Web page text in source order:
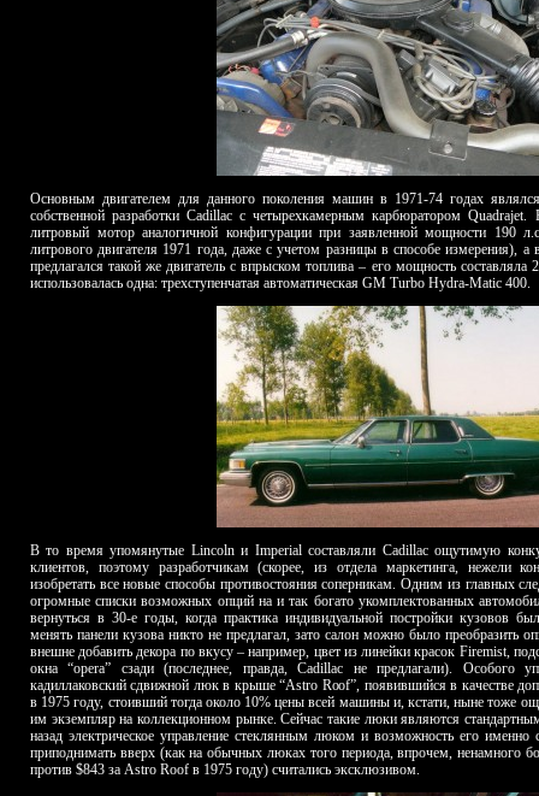
Основным двигателем для данного поколения машин в 1971-74 годах
собственной разработки Cadillac с четырехкамерным карбюратором
литровый мотор аналогичной конфигурации при заявленной мощности 190
литрового двигателя 1971 года, даже с учетом разницы в способе измерения), а
предлагался такой же двигатель с впрыском топлива – его мощность
использовалась одна: трехступенчатая автоматическая GM Turbo Hydra-Matic 400.
В то время упомянутые Lincoln и Imperial составляли Cadillac ощутимую
клиентов, поэтому разработчикам (скорее, из отдела маркетинга, нежели
изобретать все новые способы противостояния соперникам. Одним из главных
огромные списки возможных опций на и так богато укомплектованных
вернуться в 30-е годы, когда практика индивидуальной постройки кузовов
менять панели кузова никто не предлагал, зато салон можно было преобразить
внешне добавить декора по вкусу – например, цвет из линейки красок Firemist,
окна “opera” сзади (последнее, правда, Cadillac не предлагали). Особого
кадиллаковский сдвижной люк в крыше “Astro Roof”, появившийся в качестве
в 1975 году, стоивший тогда около 10% цены всей машины и, кстати, ныне тоже
им экземпляр на коллекционном рынке. Сейчас такие люки являются
назад электрическое управление стеклянным люком и возможность его
приподнимать вверх (как на обычных люках того периода, впрочем, ненамного
против $843 за Astro Roof в 1975 году) считались эксклюзивом.